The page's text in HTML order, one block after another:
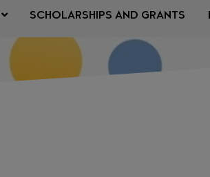
SCHOLARSHIPS AND GRANTS